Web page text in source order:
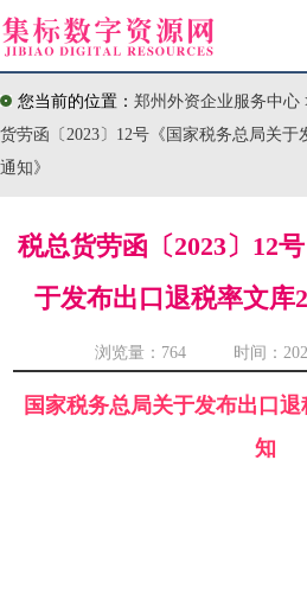
您当前的位置： 郑州外资企业服务中心
货劳函〔2023〕12号《国家税务总局关于
通知》
税总货劳函〔2023〕12
于发布出口退税率文库
浏览量： 764 时间：2023-
国家税务总局关于发布出口
知